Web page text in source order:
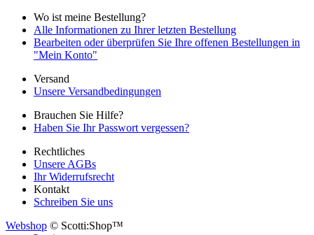
Wo ist meine Bestellung?
Alle Informationen zu Ihrer letzten Bestellung
Bearbeiten oder überprüfen Sie Ihre offenen Bestellungen in
"Mein Konto"
Versand
Unsere Versandbedingungen
Brauchen Sie Hilfe?
Haben Sie Ihr Passwort vergessen?
Rechtliches
Unsere AGBs
Ihr Widerrufsrecht
Kontakt
Schreiben Sie uns
Webshop © Scotti:Shop™